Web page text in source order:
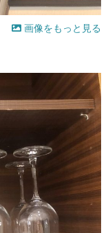
画像をもっと見る